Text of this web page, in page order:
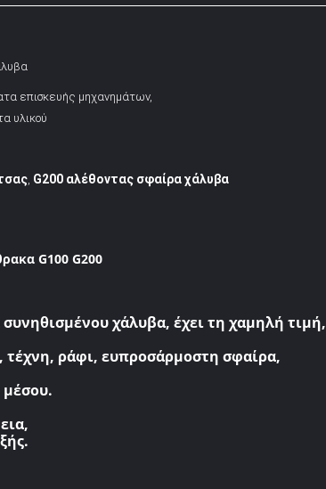
επισκευής μηχανημάτων,
υλικού
, G200 αλέθοντας σφαίρα χάλυβα
G100 G200
χάλυβα, έχει τη χαμηλή τιμή,
τέχνη, ράφι, ευπροσάρμοστη σφαίρα,
μέσου.